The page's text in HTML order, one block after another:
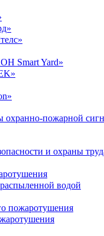
Smart Yard»
охранно-пожарной
и охраны
водой
пожаротушения